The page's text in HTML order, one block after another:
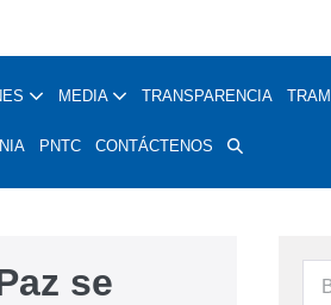
MEDIA TRANSPARENCIA
PNTC CONTÁCTENOS
se